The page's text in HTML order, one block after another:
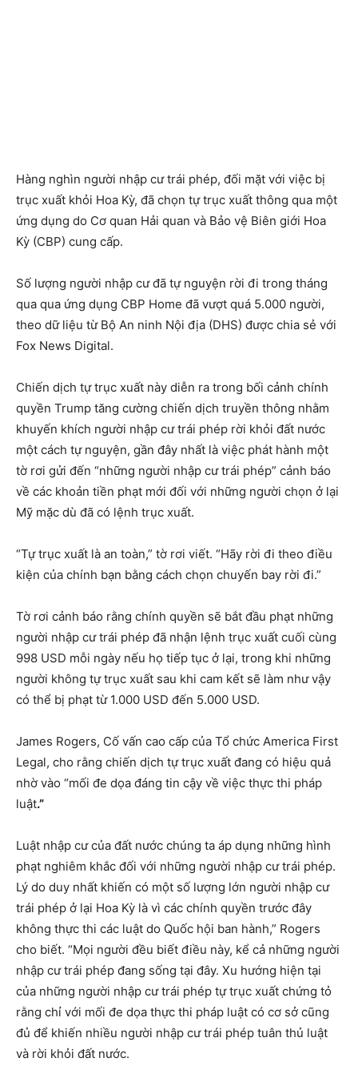
Hàng nghìn người nhập cư trái phép, đối mặt với việc bị
trục xuất khỏi Hoa Kỳ, đã chọn tự trục xuất thông qua một
ứng dụng do Cơ quan Hải quan và Bảo vệ Biên giới Hoa
Kỳ (CBP) cung cấp.
Số lượng người nhập cư đã tự nguyện rời đi trong tháng
qua qua ứng dụng CBP Home đã vượt quá 5.000 người,
theo dữ liệu từ Bộ An ninh Nội địa (DHS) được chia sẻ với
Fox News Digital.
Chiến dịch tự trục xuất này diễn ra trong bối cảnh chính
quyền Trump tăng cường chiến dịch truyền thông nhằm
khuyến khích người nhập cư trái phép rời khỏi đất nước
một cách tự nguyện, gần đây nhất là việc phát hành một
tờ rơi gửi đến “những người nhập cư trái phép” cảnh báo
về các khoản tiền phạt mới đối với những người chọn ở lại
Mỹ mặc dù đã có lệnh trục xuất.
“Tự trục xuất là an toàn,” tờ rơi viết. “Hãy rời đi theo điều
kiện của chính bạn bằng cách chọn chuyến bay rời đi.”
Tờ rơi cảnh báo rằng chính quyền sẽ bắt đầu phạt những
người nhập cư trái phép đã nhận lệnh trục xuất cuối cùng
998 USD mỗi ngày nếu họ tiếp tục ở lại, trong khi những
người không tự trục xuất sau khi cam kết sẽ làm như vậy
có thể bị phạt từ 1.000 USD đến 5.000 USD.
James Rogers, Cố vấn cao cấp của Tổ chức America First
Legal, cho rằng chiến dịch tự trục xuất đang có hiệu quả
nhờ vào “mối đe dọa đáng tin cậy về việc thực thi pháp
luật.”
Luật nhập cư của đất nước chúng ta áp dụng những hình
phạt nghiêm khắc đối với những người nhập cư trái phép.
Lý do duy nhất khiến có một số lượng lớn người nhập cư
trái phép ở lại Hoa Kỳ là vì các chính quyền trước đây
không thực thi các luật do Quốc hội ban hành,” Rogers
cho biết. “Mọi người đều biết điều này, kể cả những người
nhập cư trái phép đang sống tại đây. Xu hướng hiện tại
của những người nhập cư trái phép tự trục xuất chứng tỏ
rằng chỉ với mối đe dọa thực thi pháp luật có cơ sở cũng
đủ để khiến nhiều người nhập cư trái phép tuân thủ luật
và rời khỏi đất nước.